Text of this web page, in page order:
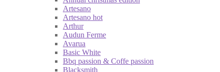
Artesano
Artesano hot
Arthur
Audun Ferme
Avarua
Basic White
Bbq passion & Coffe passion
Blacksmith